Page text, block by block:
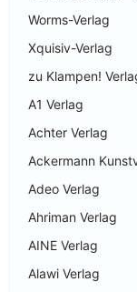
Worms-Verlag
Xquisiv-Verlag
zu Klampen!
A1 Verlag
Achter Verlag
Ackermann
Adeo Verlag
Ahriman Verlag
AINE Verlag
Alawi Verlag